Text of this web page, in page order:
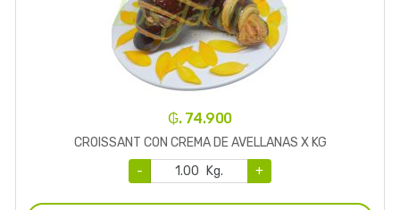
₲. 74.900
CROISSANT CON CREMA DE AVELLANAS X KG
-
Kg. +